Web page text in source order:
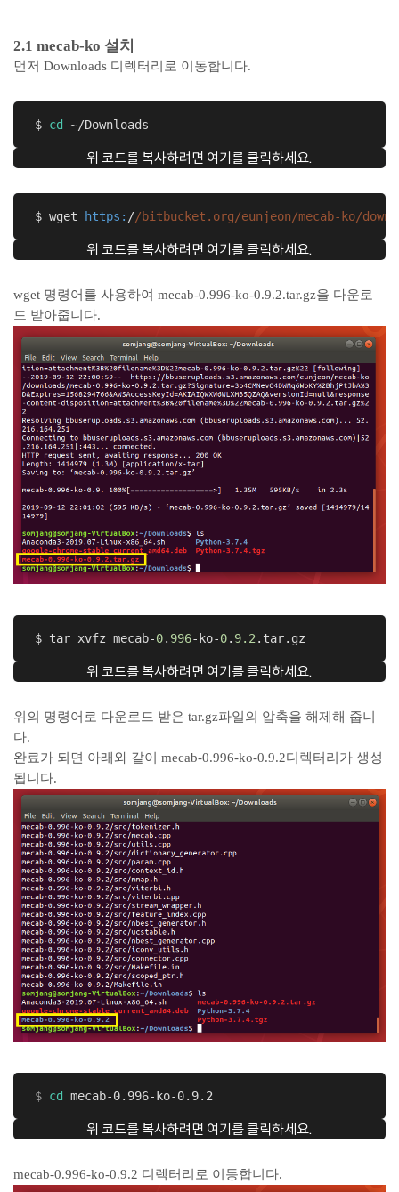
2.1 mecab-ko 설치
먼저 Downloads 디렉터리로 이동합니다.
$ cd ~/Downloads
위 코드를 복사하려면 여기를 클릭하세요.
$ wget https: //bitbucket.org/eunjeon/mecab-ko/
위 코드를 복사하려면 여기를 클릭하세요.
wget 명령어를 사용하여 mecab-0.996-ko-0.9.2.tar.gz을 다운로
드 받아줍니다.
$ tar xvfz mecab-0. 996-ko-0. 9.2 .tar.gz
위 코드를 복사하려면 여기를 클릭하세요.
위의 명령어로 다운로드 받은 tar.gz파일의 압축을 해제해 줍니
다.
완료가 되면 아래와 같이 mecab-0.996-ko-0.9.2디렉터리가 생성
됩니다.
$ cd mecab-0.996-ko-0.9.2
위 코드를 복사하려면 여기를 클릭하세요.
mecab-0.996-ko-0.9.2 디렉터리로 이동합니다.